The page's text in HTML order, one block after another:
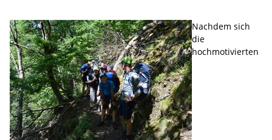
Nachdem sich
die
hochmotivierten